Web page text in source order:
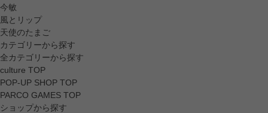
今敏
風とリップ
天使のたまご
カテゴリーから探す
全カテゴリーから探す
culture TOP
POP-UP SHOP TOP
PARCO GAMES TOP
ショップから探す